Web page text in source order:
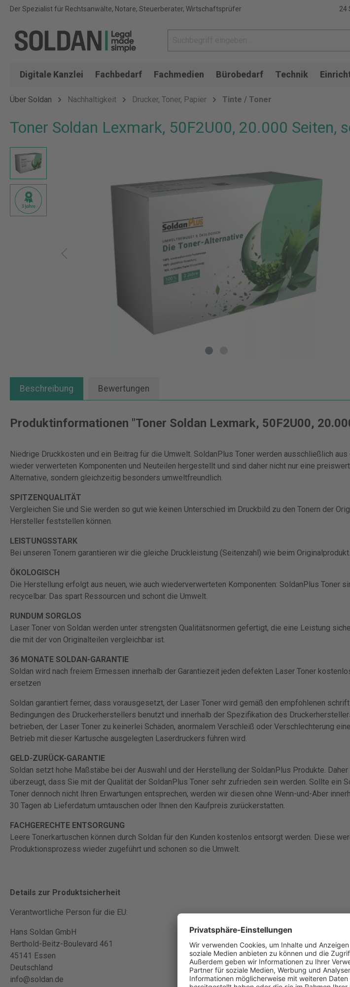
Der Spezialist für Rechtsanwälte, Notare, Steuerberater, Wirtschaftsprüfer 24
Digitale Kanzlei Fachbedarf Fachmedien Bürobedarf Technik
Über Soldan Nachhaltigkeit Drucker, Toner, Papier Tinte / Toner
Toner Soldan Lexmark, 50F2U00, 20.000 Seiten,
Beschreibung Bewertungen
Produktinformationen "Toner Soldan Lexmark, 50F2U00,
Niedrige Druckkosten und ein Beitrag für die Umwelt. SoldanPlus Toner werden ausschließlich aus
wieder verwerteten Komponenten und Neuteilen hergestellt und sind daher nicht nur eine
Alternative, sondern gleichzeitig besonders umweltfreundlich.
SPITZENQUALITÄT
Vergleichen Sie und Sie werden so gut wie keinen Unterschied im Druckbild zu den Tonern der
Hersteller feststellen können.
LEISTUNGSSTARK
Bei unseren Tonern garantieren wir die gleiche Druckleistung (Seitenzahl) wie beim Originalprodukt.
ÖKOLOGISCH
Die Herstellung erfolgt aus neuen, wie auch wiederverwerteten Komponenten: SoldanPlus Toner
recycelbar. Das spart Ressourcen und schont die Umwelt.
RUNDUM SORGLOS
Laser Toner von Soldan werden unter strengsten Qualitätsnormen gefertigt, die eine Leistung
die mit der von Originalteilen vergleichbar ist.
36 MONATE SOLDAN-GARANTIE
Soldan wird nach freiem Ermessen innerhalb der Garantiezeit jeden defekten Laser Toner
ersetzen
Soldan garantiert ferner, dass vorausgesetzt, der Laser Toner wird gemäß den empfohlenen
Bedingungen des Druckerherstellers benutzt und innerhalb der Spezifikation des
betrieben, der Laser Toner zu keinerlei Schäden, anormalem Verschleiß oder Verschlechterung
Betrieb mit dieser Kartusche ausgelegten Laserdruckers führen wird.
GELD-ZURÜCK-GARANTIE
Soldan setzt hohe Maßstäbe bei der Auswahl und der Herstellung der SoldanPlus Produkte.
überzeugt, dass Sie mit der Qualität der SoldanPlus Toner sehr zufrieden sein werden. Sollte ein
Toner dennoch nicht Ihren Erwartungen entsprechen, werden wir diesen ohne Wenn-und-Aber
30 Tagen ab Lieferdatum umtauschen oder Ihnen den Kaufpreis zurückerstatten.
FACHGERECHTE ENTSORGUNG
Leere Tonerkartuschen können durch Soldan für den Kunden kostenlos entsorgt werden. Diese
Produktionsprozess wieder zugeführt und schonen so die Umwelt.
Details zur Produktsicherheit
Verantwortliche Person für die EU:
Hans Soldan GmbH
Berthold-Beitz-Boulevard 461
45141 Essen
Deutschland
info@soldan.de